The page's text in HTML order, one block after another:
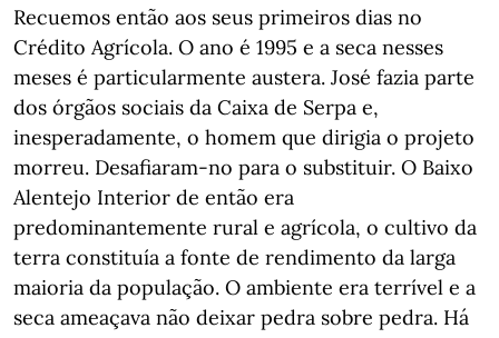
Recuemos então aos seus primeiros dias no
Crédito Agrícola. O ano é 1995 e a seca nesses
meses é particularmente austera. José fazia parte
dos órgãos sociais da Caixa de Serpa e,
inesperadamente, o homem que dirigia o projeto
morreu. Desafiaram-no para o substituir. O Baixo
Alentejo Interior de então era
predominantemente rural e agrícola, o cultivo da
terra constituía a fonte de rendimento da larga
maioria da população. O ambiente era terrível e a
seca ameaçava não deixar pedra sobre pedra. Há